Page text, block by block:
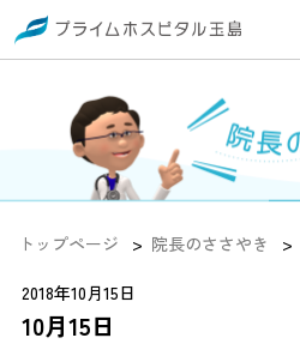
トップページ 院長のささやき
2018年10月15日
10月15日